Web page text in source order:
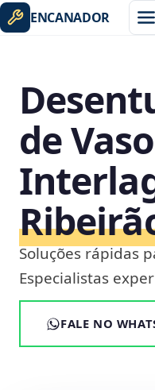
ENCANADOR
de
Soluções rápidas
Especialistas
FALE NO